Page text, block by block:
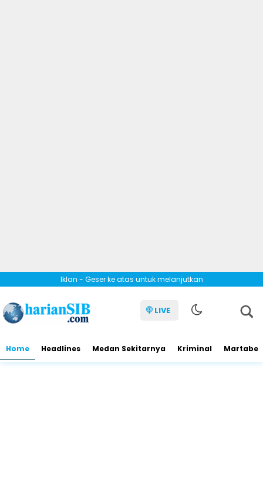
Iklan - Geser ke atas untuk melanjutkan
LIVE
Home Headlines Medan Sekitarnya Kriminal Martabe